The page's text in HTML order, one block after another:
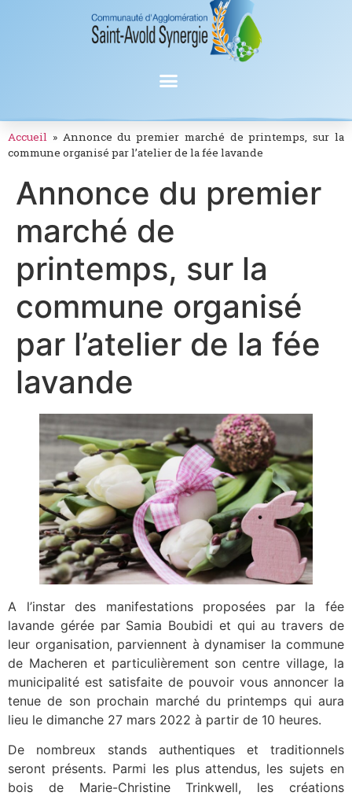
Accueil » Annonce du premier marché de printemps, sur la
commune organisé par l’atelier de la fée lavande
Annonce du premier
marché de
printemps, sur la
commune organisé
par l’atelier de la fée
lavande
A l’instar des manifestations proposées par la fée
lavande gérée par Samia Boubidi et qui au travers de
leur organisation, parviennent à dynamiser la commune
de Macheren et particulièrement son centre village, la
municipalité est satisfaite de pouvoir vous annoncer la
tenue de son prochain marché du printemps qui aura
lieu le dimanche 27 mars 2022 à partir de 10 heures.
De nombreux stands authentiques et traditionnels
seront présents. Parmi les plus attendus, les sujets en
bois de Marie-Christine Trinkwell, les créations